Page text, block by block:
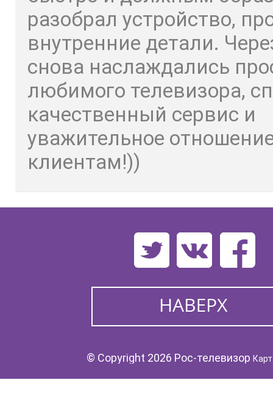
разобрал устройство,
внутренние детали.
снова наслаждались
любимого телевизора,
качественный сервис и
уважительное
клиентам!))
© Copyright 2026 Рос-телевизор